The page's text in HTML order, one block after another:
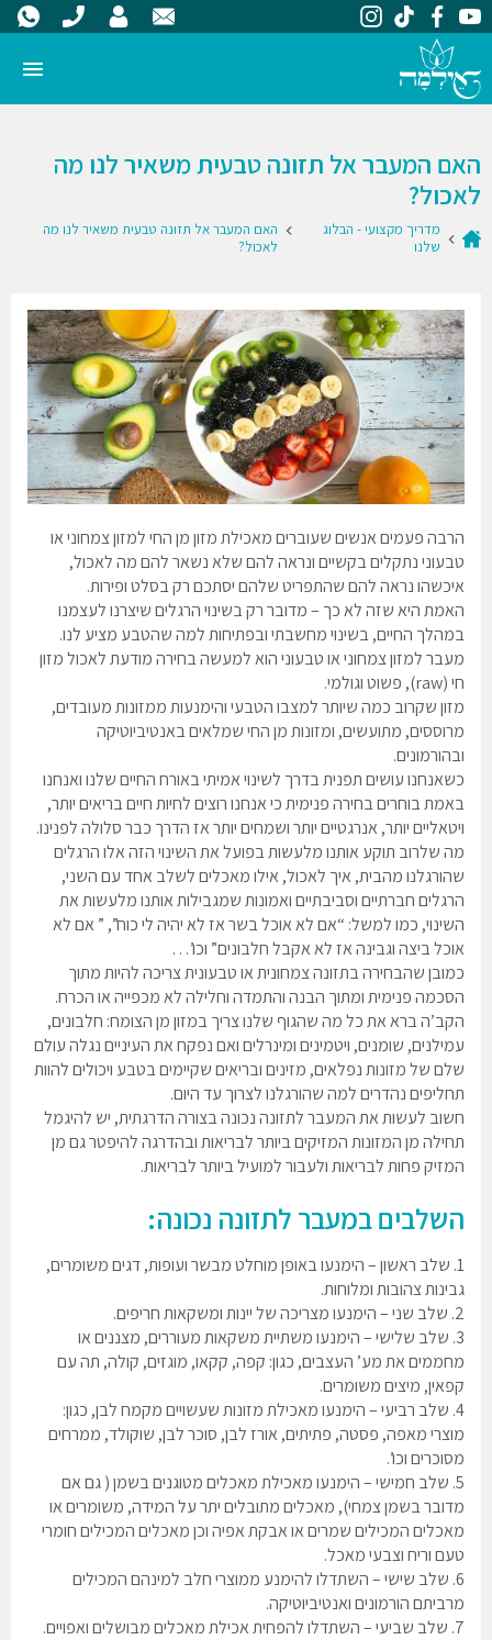
האם המעבר אל תזונה טבעית משאיר לנו מה
לאכול?
מדריך מקצועי - הבלוג
שלנו
האם המעבר אל תזונה טבעית משאיר לנו מה
לאכול?
הרבה פעמים אנשים שעוברים מאכילת מזון מן החי למזון צמחוני או
טבעוני נתקלים בקשיים ונראה להם שלא נשאר להם מה לאכול,
איכשהו נראה להם שהתפריט שלהם יסתכם רק בסלט ופירות.
האמת היא שזה לא כך – מדובר רק בשינוי הרגלים שיצרנו לעצמנו
במהלך החיים, בשינוי מחשבתי ובפתיחות למה שהטבע מציע לנו.
מעבר למזון צמחוני או טבעוני הוא למעשה בחירה מודעת לאכול מזון
חי (raw), פשוט וגולמי.
מזון שקרוב כמה שיותר למצבו הטבעי והימנעות ממזונות מעובדים,
מרוססים, מתועשים, ומזונות מן החי שמלאים באנטיביוטיקה
ובהורמונים.
כשאנחנו עושים תפנית בדרך לשינוי אמיתי באורח החיים שלנו ואנחנו
באמת בוחרים בחירה פנימית כי אנחנו רוצים לחיות חיים בריאים יותר,
ויטאליים יותר, אנרגטיים יותר ושמחים יותר אז הדרך כבר סלולה לפנינו.
מה שלרוב תוקע אותנו מלעשות בפועל את השינוי הזה אלו הרגלים
שהורגלנו מהבית, איך לאכול, אילו מאכלים לשלב אחד עם השני,
הרגלים חברתיים וסביבתיים ואמונות שמגבילות אותנו מלעשות את
השינוי, כמו למשל: “אם לא אוכל בשר אז לא יהיה לי כוח”, ” אם לא
אוכל ביצה וגבינה אז לא אקבל חלבונים” וכו’…
כמובן שהבחירה בתזונה צמחונית או טבעונית צריכה להיות מתוך
הסכמה פנימית ומתוך הבנה והתמדה וחלילה לא מכפייה או הכרח.
הקב’ה ברא את כל מה שהגוף שלנו צריך במזון מן הצומח: חלבונים,
עמילנים, שומנים, ויטמינים ומינרלים ואם נפקח את העיניים נגלה עולם
שלם של מזונות נפלאים, מזינים ובריאים שקיימים בטבע ויכולים להוות
תחליפים נהדרים למה שהורגלנו לצרוך עד היום.
חשוב לעשות את המעבר לתזונה נכונה בצורה הדרגתית, יש להיגמל
תחילה מן המזונות המזיקים ביותר לבריאות ובהדרגה להיפטר גם מן
המזיק פחות לבריאות ולעבור למועיל ביותר לבריאות.
השלבים במעבר לתזונה נכונה:
1. שלב ראשון – הימנעו באופן מוחלט מבשר ועופות, דגים משומרים,
גבינות צהובות ומלוחות.
2. שלב שני – הימנעו מצריכה של יינות ומשקאות חריפים.
3. שלב שלישי – הימנעו משתיית משקאות מעוררים, מצננים או
מחממים את מע’ העצבים, כגון: קפה, קקאו, מוגזים, קולה, תה עם
קפאין, מיצים משומרים.
4. שלב רביעי – הימנעו מאכילת מזונות שעשויים מקמח לבן, כגון:
מוצרי מאפה, פסטה, פתיתים, אורז לבן, סוכר לבן, שוקולד, ממרחים
מסוכרים וכו’.
5. שלב חמישי – הימנעו מאכילת מאכלים מטוגנים בשמן ( גם אם
מדובר בשמן צמחי), מאכלים מתובלים יתר על המידה, משומרים או
מאכלים המכילים שמרים או אבקת אפיה וכן מאכלים המכילים חומרי
טעם וריח וצבעי מאכל.
6. שלב שישי – השתדלו להימנע ממוצרי חלב למינהם המכילים
מרביתם הורמונים ואנטיביוטיקה.
7. שלב שביעי – השתדלו להפחית אכילת מאכלים מבושלים ואפויים.